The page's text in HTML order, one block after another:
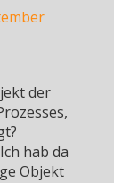
der
hab da
Objekt